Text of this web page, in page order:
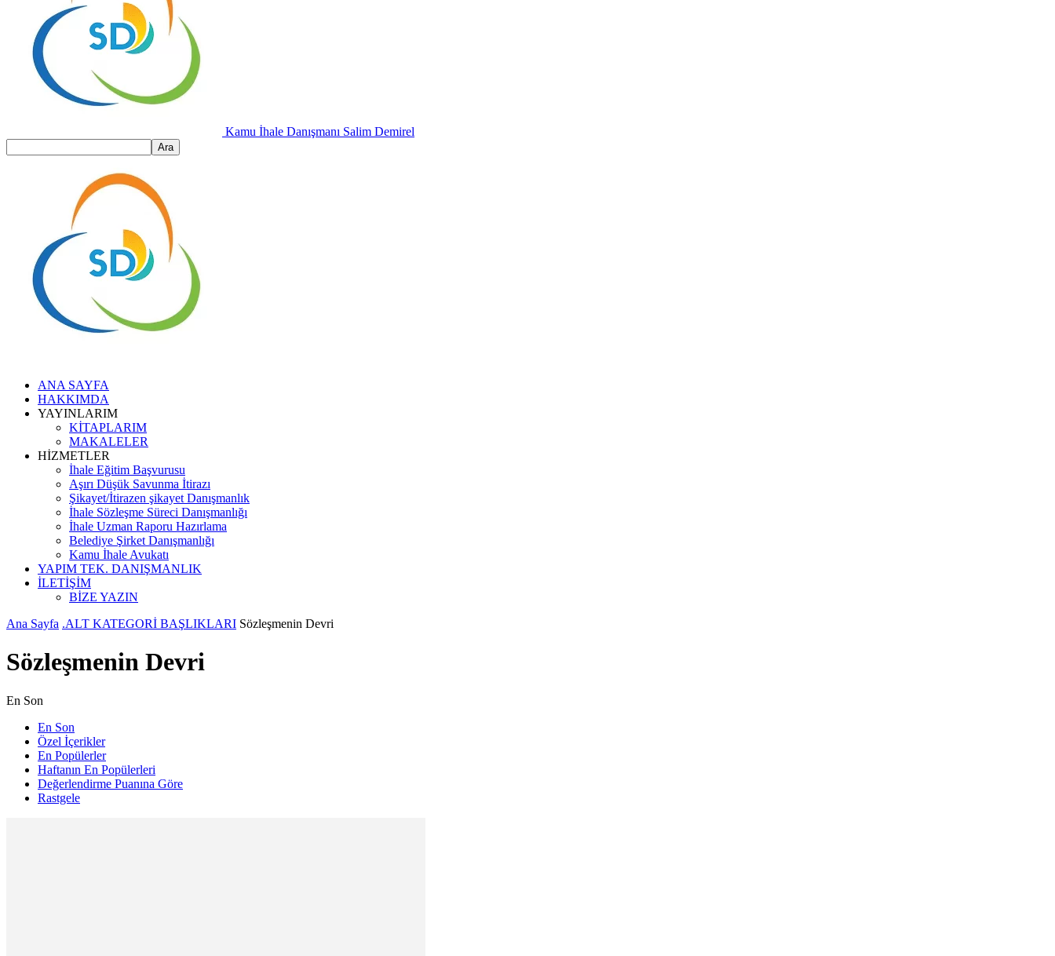
Kamu İhale Danışmanı Salim Demirel
ANA SAYFA
HAKKIMDA
YAYINLARIM
KİTAPLARIM
MAKALELER
HİZMETLER
İhale Eğitim Başvurusu
Aşırı Düşük Savunma İtirazı
Şikayet/İtirazen şikayet Danışmanlık
İhale Sözleşme Süreci Danışmanlığı
İhale Uzman Raporu Hazırlama
Belediye Şirket Danışmanlığı
Kamu İhale Avukatı
YAPIM TEK. DANIŞMANLIK
İLETİŞİM
BİZE YAZIN
Ana Sayfa .ALT KATEGORİ BAŞLIKLARI Sözleşmenin Devri
Sözleşmenin Devri
En Son
En Son
Özel İçerikler
En Popülerler
Haftanın En Popülerleri
Değerlendirme Puanına Göre
Rastgele